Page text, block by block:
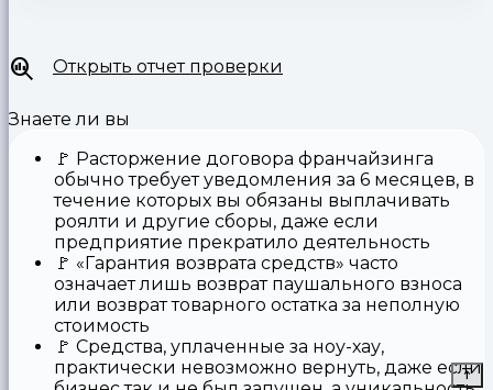
Открыть отчет проверки
Знаете ли вы
🚩 Расторжение договора франчайзинга
обычно требует уведомления за 6 месяцев, в
течение которых вы обязаны выплачивать
роялти и другие сборы, даже если
предприятие прекратило деятельность
🚩 «Гарантия возврата средств» часто
означает лишь возврат паушального взноса
или возврат товарного остатка за неполную
стоимость
🚩 Средства, уплаченные за ноу-хау,
практически невозможно вернуть, даже если